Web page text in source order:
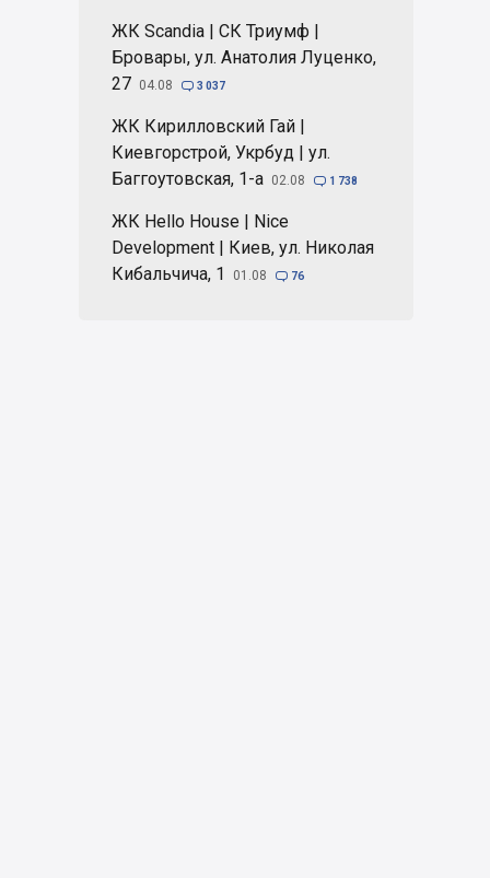
ЖК Scandia | СК Триумф |
Бровары, ул. Анатолия Луценко,
27 04.08  3 037
ЖК Кирилловский Гай |
Киевгорстрой, Укрбуд | ул.
Баггоутовская, 1-а 02.08  1 738
ЖК Hello House | Nice
Development | Киев, ул. Николая
Кибальчича, 1
01.08  76